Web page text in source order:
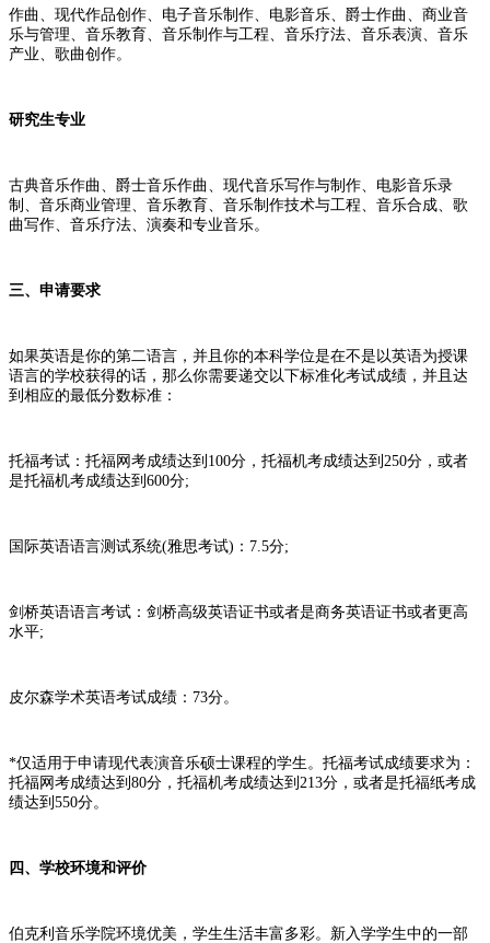
作曲、现代作品创作、电子音乐制作、电影音乐、爵士作曲、商业音
乐与管理、音乐教育、音乐制作与工程、音乐疗法、音乐表演、音乐
产业、歌曲创作。
研究生专业
古典音乐作曲、爵士音乐作曲、现代音乐写作与制作、电影音乐录
制、音乐商业管理、音乐教育、音乐制作技术与工程、音乐合成、歌
曲写作、音乐疗法、演奏和专业音乐。
三、申请要求
如果英语是你的第二语言，并且你的本科学位是在不是以英语为授课
语言的学校获得的话，那么你需要递交以下标准化考试成绩，并且达
到相应的最低分数标准：
托福考试：托福网考成绩达到100分，托福机考成绩达到250分，或者
是托福机考成绩达到600分;
国际英语语言测试系统(雅思考试)：7.5分;
剑桥英语语言考试：剑桥高级英语证书或者是商务英语证书或者更高
水平;
皮尔森学术英语考试成绩：73分。
*仅适用于申请现代表演音乐硕士课程的学生。托福考试成绩要求为：
托福网考成绩达到80分，托福机考成绩达到213分，或者是托福纸考成
绩达到550分。
四、学校环境和评价
伯克利音乐学院环境优美，学生生活丰富多彩。新入学学生中的一部